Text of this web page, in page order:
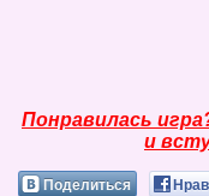
Понравилась
и
Поделиться